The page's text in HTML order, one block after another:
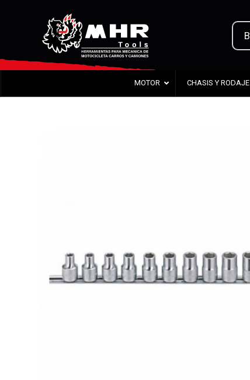
MOTOR CHASIS Y RODAJE